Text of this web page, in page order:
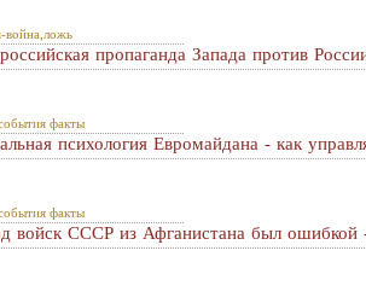
пропаганда Запада против
факты
психология Евромайдана - как
факты
войск СССР из Афганистана был ошибкой